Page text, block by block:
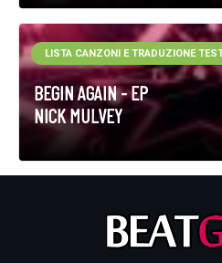
BEGIN AGAIN - EP
NICK MULVEY
LISTA CANZONI E TRADUZIONE